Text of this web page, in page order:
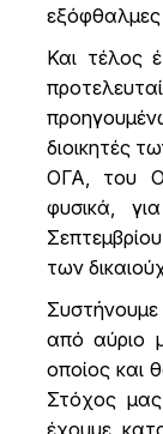
εξόφθαλμες
Και τέλος
διοικητές
ΟΓΑ, του
φυσικά,
των
από αύριο
οποίος και
Στόχος
έχουμε